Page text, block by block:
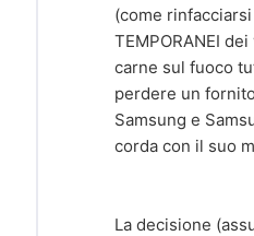
(come
TEMPORANEI
carne sul fuoco
perdere un
Samsung e
corda con il suo
La decisione